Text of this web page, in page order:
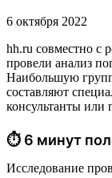
6 октября 2022
hh.ru совместно с
провели анализ
Наибольшую
составляют
консультанты или
⏱ 6 минут
Исследование